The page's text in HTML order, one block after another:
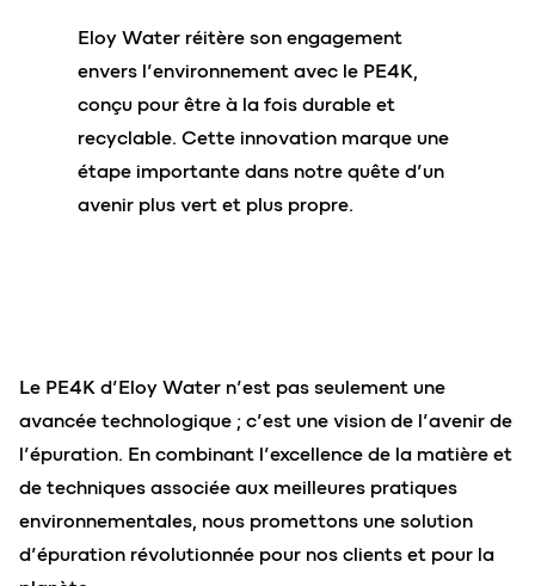
Eloy Water réitère son engagement
envers l’environnement avec le PE4K,
conçu pour être à la fois durable et
recyclable. Cette innovation marque une
étape importante dans notre quête d’un
avenir plus vert et plus propre.
Le PE4K d’Eloy Water n’est pas seulement une
avancée technologique ; c’est une vision de l’avenir de
l’épuration. En combinant l’excellence de la matière et
de techniques associée aux meilleures pratiques
environnementales, nous promettons une solution
d’épuration révolutionnée pour nos clients et pour la